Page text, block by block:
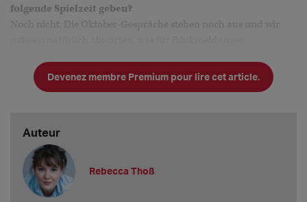
folgende Spielzeit geben?
Noch nicht. Die Oktober-Gespräche stehen noch aus und wir
sich verändern? Erst wenn wir das wissen, haben wir ein klareres
Devenez membre Premium pour lire cet article.
Auteur
Rebecca Thoß